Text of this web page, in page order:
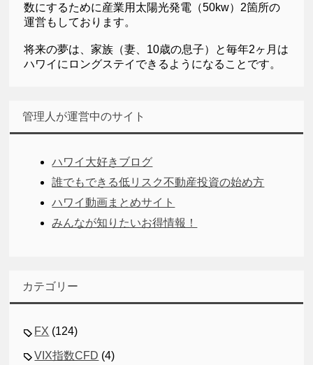
数にするために産業用太陽光発電（50kw）2箇所の
運営もしております。
将来の夢は、家族（妻、10歳の息子）と毎年2ヶ月は
ハワイにロングステイできるようになることです。
管理人が運営中のサイト
ハワイ大好きブログ
誰でもできる低リスク不動産投資の始め方
ハワイ動画まとめサイト
みんなが知りたいお得情報！
カテゴリー
FX (124)
VIX指数CFD (4)